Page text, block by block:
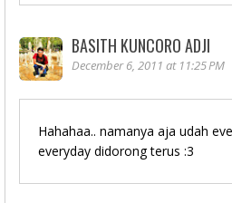
BASITH KUNCORO ADJI
December 6, 2011 at 11:25 PM
Hahahaa.. namanya aja udah
everyday didorong terus :3